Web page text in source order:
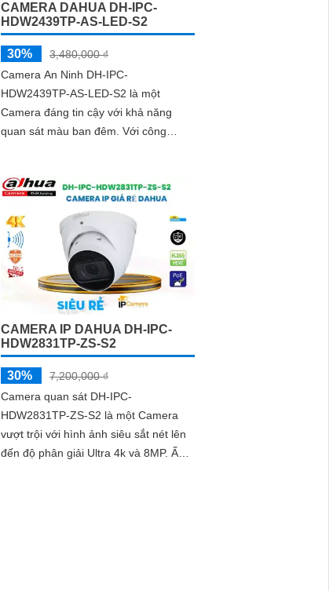
CAMERA DAHUA DH-IPC-
HDW2439TP-AS-LED-S2
30%
3,480,000 ₫
Camera An Ninh DH-IPC-
HDW2439TP-AS-LED-S2 là một
Camera đáng tin cậy với khả năng
quan sát màu ban đêm. Với công
30m
CAMERA IP DAHUA DH-IPC-
HDW2831TP-ZS-S2
30%
7,200,000 ₫
Camera quan sát DH-IPC-
HDW2831TP-ZS-S2 là một Camera
vượt trội với hình ảnh siêu sắt nét lên
đến độ phân giải Ultra 4k và 8MP. Ấn